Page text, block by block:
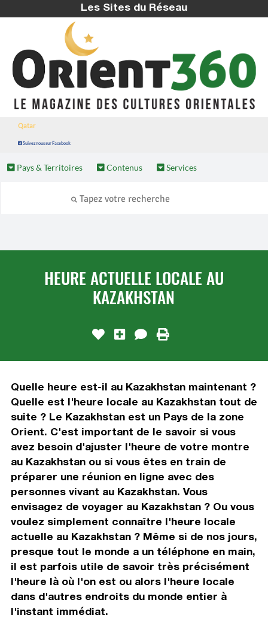
Les Sites du Réseau
Qatar
Suivez nous sur Facebook
Pays & Territoires Contenus Services
HEURE ACTUELLE LOCALE AU
KAZAKHSTAN
Quelle heure est-il au Kazakhstan maintenant ?
Quelle est l'heure locale au Kazakhstan tout de
suite ? Le Kazakhstan est un Pays de la zone
Orient. C'est important de le savoir si vous
avez besoin d'ajuster l'heure de votre montre
au Kazakhstan ou si vous êtes en train de
préparer une réunion en ligne avec des
personnes vivant au Kazakhstan. Vous
envisagez de voyager au Kazakhstan ? Ou vous
voulez simplement connaître l'heure locale
actuelle au Kazakhstan ? Même si de nos jours,
presque tout le monde a un téléphone en main,
il est parfois utile de savoir très précisément
l'heure là où l'on est ou alors l'heure locale
dans d'autres endroits du monde entier à
l'instant immédiat.